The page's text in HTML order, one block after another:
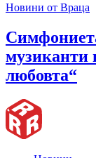
Новини от Враца
музиканти
любовта“